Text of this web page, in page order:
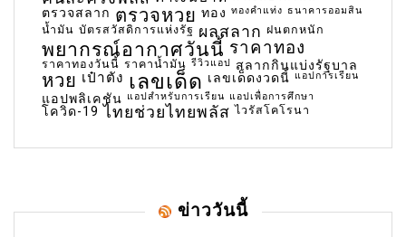
ตรวจสลาก ตรวจหวย ทอง ทองคำแท่ง ธนาคารออมสิน
น้ำมัน บัตรสวัสดิการแห่งรัฐ ผลสลาก ฝนตกหนัก
พยากรณ์อากาศวันนี้ ราคาทอง
ราคาทองวันนี้ ราคาน้ำมัน รีวิวแอป สลากกินแบ่งรัฐบาล
หวย เป๋าตัง เลขเด็ด เลขเด็ดงวดนี้ แอปการเรียน
แอปพลิเคชัน แอปสำหรับการเรียน แอปเพื่อการศึกษา
โควิด-19 ไทยช่วยไทยพลัส ไวรัสโคโรนา
ข่าววันนี้